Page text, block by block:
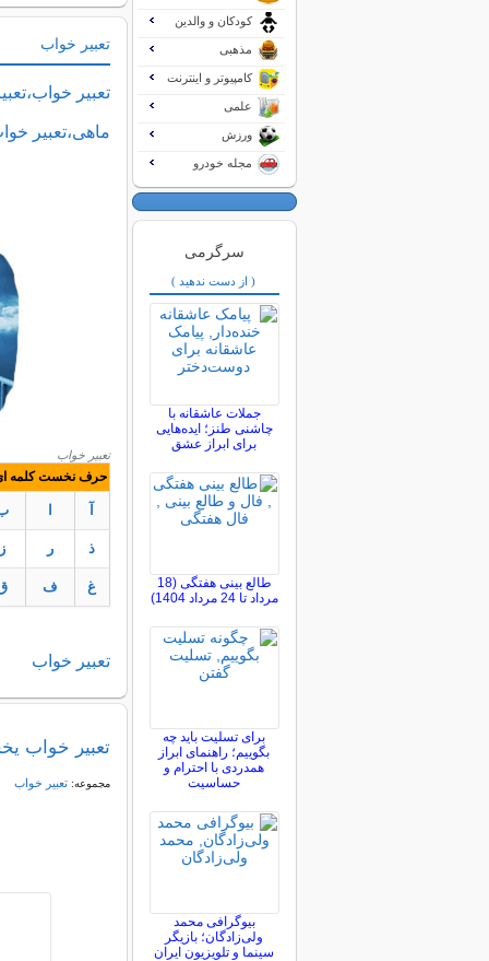
تعبیر خواب
تعبیر
ماهی،تعبیر
تعبیر خواب
حرف نخست کلمه ای
ذ ر
غ ف
تعبير خواب
تعبیر خواب
مجموعه:تعبير خواب
کودکان و والدین
مذهبی
کامپیوتر و اینترنت
علمی
ورزش
مجله خودرو
سرگرمی
( از دست ندهید )
جملات عاشقانه با
چاشنی طنز؛ ایده‌هایی
برای ابراز عشق
طالع بینی هفتگی (18
مرداد تا 24 مرداد 1404)
برای تسلیت باید چه
بگوییم؛ راهنمای ابراز
همدردی با احترام و
حساسیت
بیوگرافی محمد
ولی‌زادگان؛ بازیگر
سینما و تلویزیون ایران